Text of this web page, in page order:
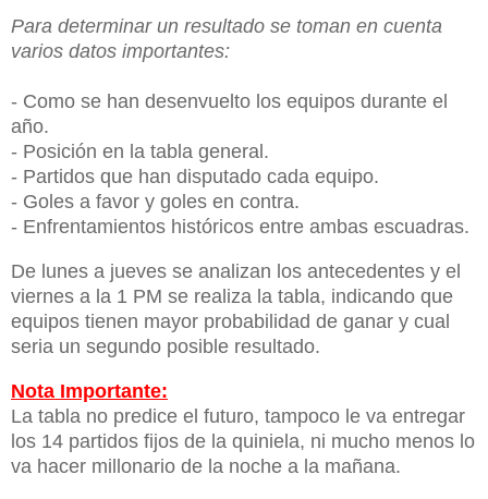
Para determinar un resultado se toman en cuenta
varios datos importantes:
- Como se han desenvuelto los equipos durante el
año.
- Posición en la tabla general.
- Partidos que han disputado cada equipo.
- Goles a favor y goles en contra.
- Enfrentamientos históricos entre ambas escuadras.
De lunes a jueves se analizan los antecedentes y el
viernes a la 1 PM se realiza la tabla, indicando que
equipos tienen mayor probabilidad de ganar y cual
seria un segundo posible resultado.
Nota Importante:
La tabla no predice el futuro, tampoco le va entregar
los 14 partidos fijos de la quiniela, ni mucho menos lo
va hacer millonario de la noche a la mañana.